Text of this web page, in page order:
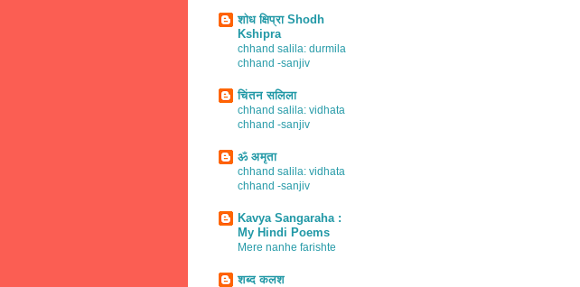
शोध क्षिप्रा Shodh
Kshipra
chhand salila: durmila
chhand -sanjiv
चिंतन सलिला
chhand salila: vidhata
chhand -sanjiv
ॐ अमृता
chhand salila: vidhata
chhand -sanjiv
Kavya Sangaraha :
My Hindi Poems
Mere nanhe farishte
शब्द कलश